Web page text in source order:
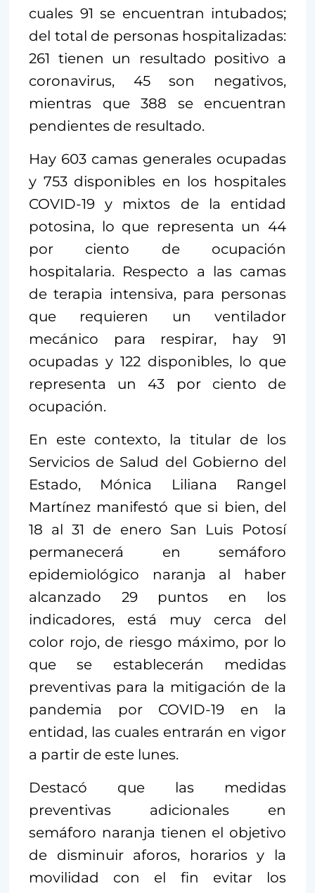
cuales 91 se encuentran intubados;
del total de personas hospitalizadas:
261 tienen un resultado positivo a
coronavirus, 45 son negativos,
mientras que 388 se encuentran
pendientes de resultado.
Hay 603 camas generales ocupadas
y 753 disponibles en los hospitales
COVID-19 y mixtos de la entidad
potosina, lo que representa un 44
por ciento de ocupación
hospitalaria. Respecto a las camas
de terapia intensiva, para personas
que requieren un ventilador
mecánico para respirar, hay 91
ocupadas y 122 disponibles, lo que
representa un 43 por ciento de
ocupación.
En este contexto, la titular de los
Servicios de Salud del Gobierno del
Estado, Mónica Liliana Rangel
Martínez manifestó que si bien, del
18 al 31 de enero San Luis Potosí
permanecerá en semáforo
epidemiológico naranja al haber
alcanzado 29 puntos en los
indicadores, está muy cerca del
color rojo, de riesgo máximo, por lo
que se establecerán medidas
preventivas para la mitigación de la
pandemia por COVID-19 en la
entidad, las cuales entrarán en vigor
a partir de este lunes.
Destacó que las medidas
preventivas adicionales en
semáforo naranja tienen el objetivo
de disminuir aforos, horarios y la
movilidad con el fin evitar los